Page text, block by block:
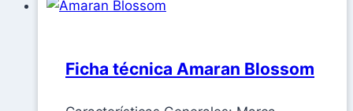
Ficha técnica Amaran Blossom